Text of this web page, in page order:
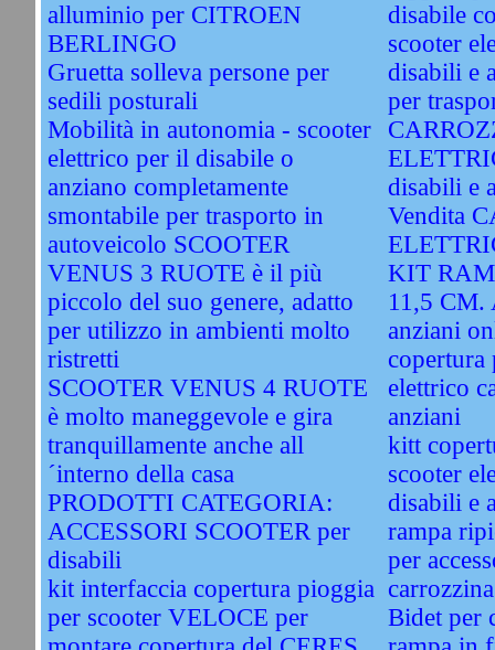
alluminio per CITROEN
BERLINGO
Gruetta solleva persone per
sedili posturali
Mobilità in autonomia - scooter
elettrico per il disabile o
anziano completamente
smontabile per trasporto in
autoveicolo SCOOTER
VENUS 3 RUOTE è il più
piccolo del suo genere, adatto
per utilizzo in ambienti molto
ristretti
SCOOTER VENUS 4 RUOTE
è molto maneggevole e gira
tranquillamente anche all
´interno della casa
PRODOTTI CATEGORIA:
ACCESSORI SCOOTER per
disabili
kit interfaccia copertura pioggia
per scooter VELOCE per
disabile
scooter
disabili e
per
disabili e
Vendita
KIT
11,5 CM.
anziani
copertura
elettrico
anziani
kitt
scooter
disabili e
rampa
per
carrozzina
Bidet per